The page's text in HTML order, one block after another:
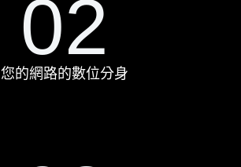
02
您的網路的數位分身